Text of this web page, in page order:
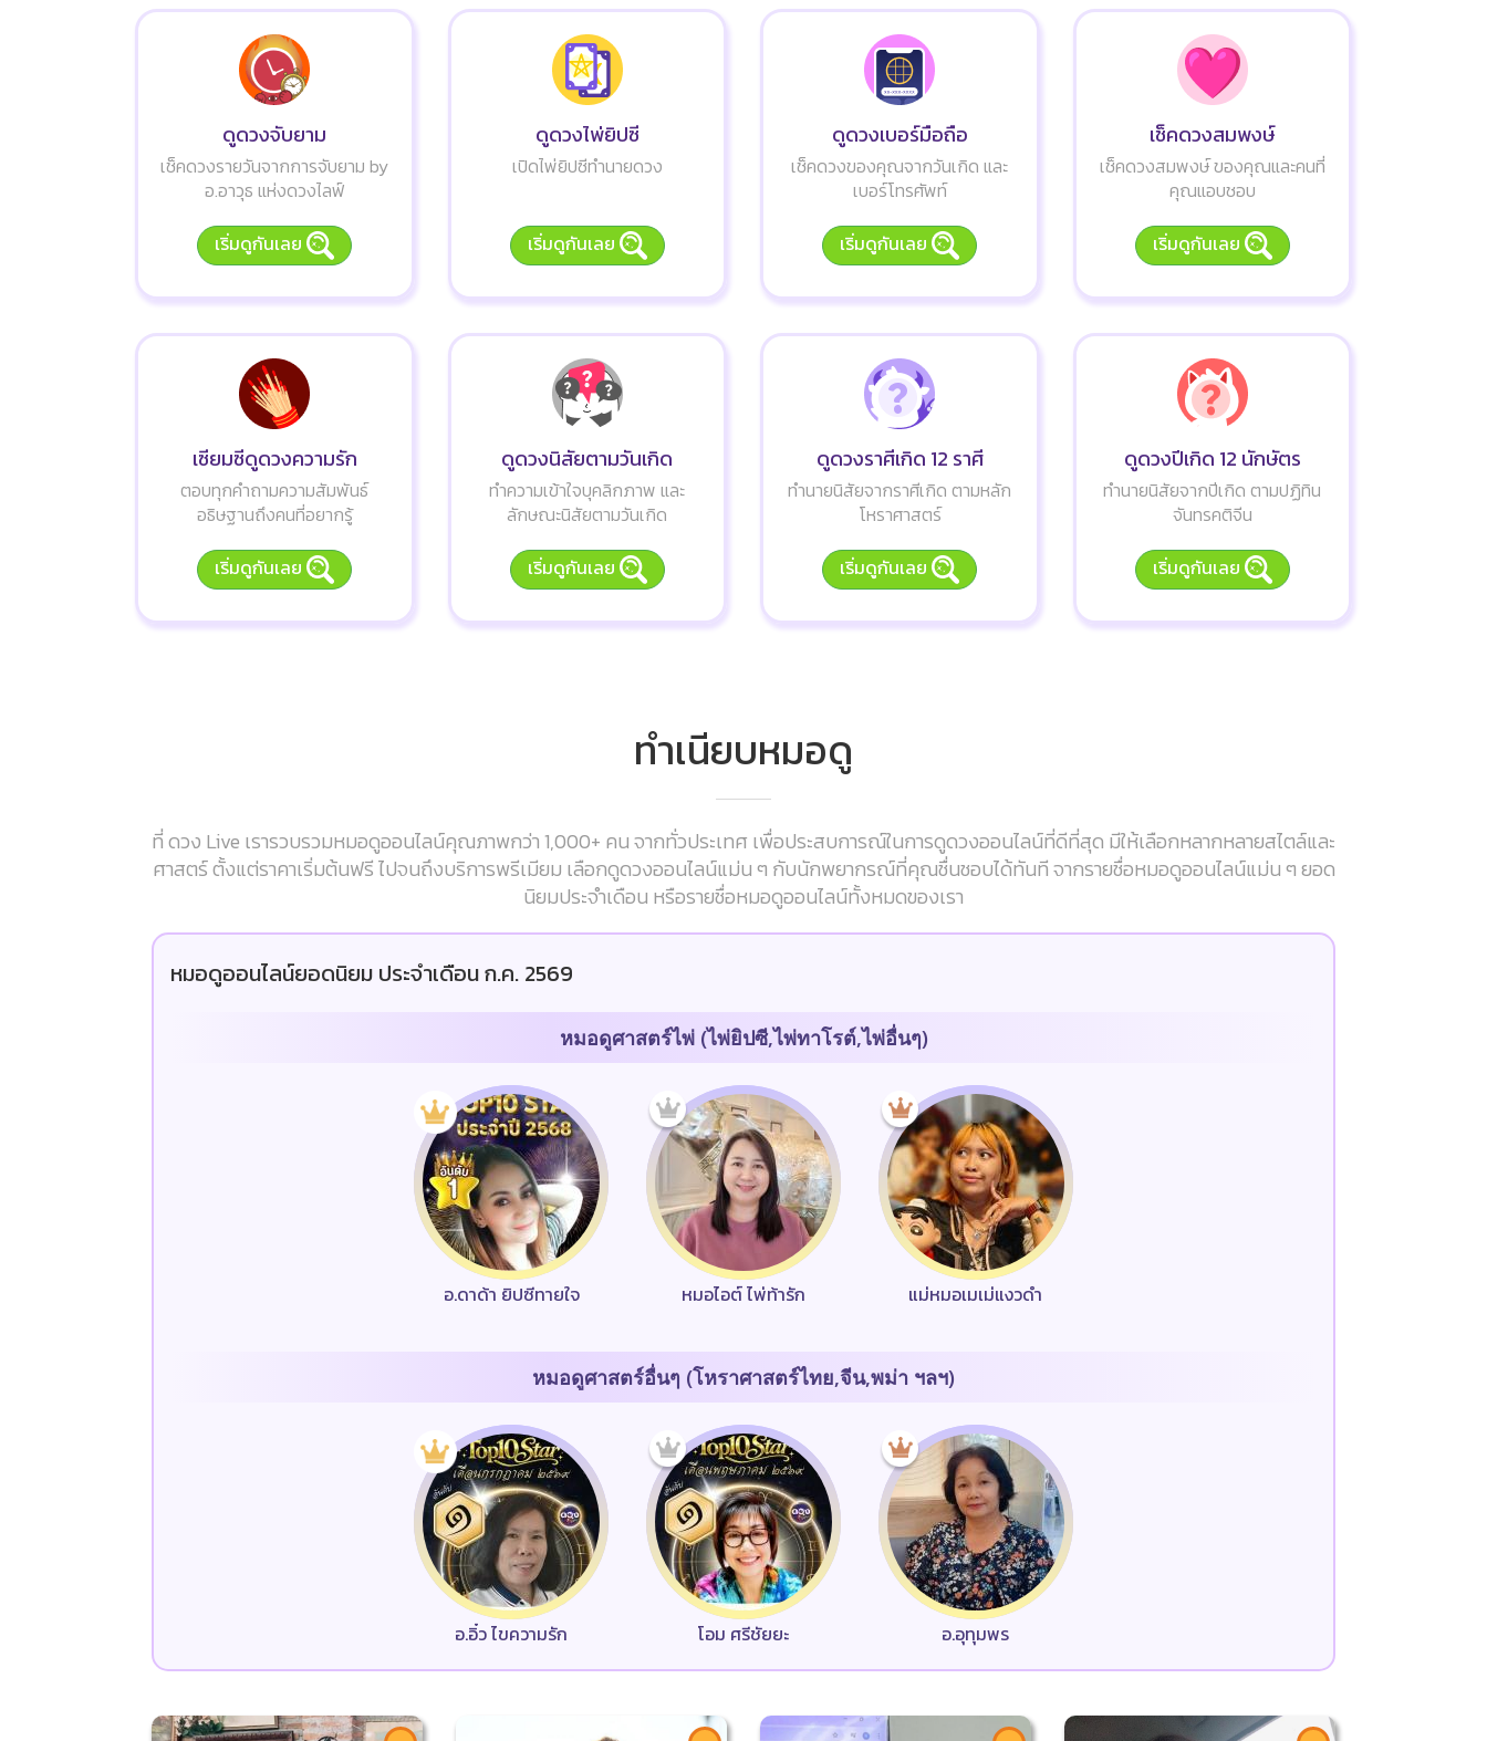
ดูดวงจับยาม
เช็คดวงรายวันจากการจับยาม by
อ.อาวุธ แห่งดวงไลฟ์
เริ่มดูกันเลย
ดูดวงไพ่ยิปซี
เปิดไพ่ยิปซีทำนายดวง
เริ่มดูกันเลย
ดูดวงเบอร์มือถือ
เช็คดวงของคุณจากวันเกิด และ
เบอร์โทรศัพท์
เริ่มดูกันเลย
เช็คดวงสมพงษ์
เช็คดวงสมพงษ์ ของคุณและคนที่
คุณแอบชอบ
เริ่มดูกันเลย
เซียมซีดูดวงความรัก
ตอบทุกคำถามความสัมพันธ์
อธิษฐานถึงคนที่อยากรู้
เริ่มดูกันเลย
ดูดวงนิสัยตามวันเกิด
ทำความเข้าใจบุคลิกภาพ และ
ลักษณะนิสัยตามวันเกิด
เริ่มดูกันเลย
ดูดวงราศีเกิด 12 ราศี
ทำนายนิสัยจากราศีเกิด ตามหลัก
โหราศาสตร์
เริ่มดูกันเลย
ดูดวงปีเกิด 12 นักษัตร
ทำนายนิสัยจากปีเกิด ตามปฏิทิน
จันทรคติจีน
เริ่มดูกันเลย
ทำเนียบหมอดู
ที่ ดวง Live เรารวบรวมหมอดูออนไลน์คุณภาพกว่า 1,000+ คน จากทั่วประเทศ เพื่อประสบการณ์ในการดูดวงออนไลน์ที่ดีที่สุด มีให้เลือกหลากหลายสไตล์และ
ศาสตร์ ตั้งแต่ราคาเริ่มต้นฟรี ไปจนถึงบริการพรีเมียม เลือกดูดวงออนไลน์แม่น ๆ กับนักพยากรณ์ที่คุณชื่นชอบได้ทันที จากรายชื่อหมอดูออนไลน์แม่น ๆ ยอด
นิยมประจำเดือน หรือรายชื่อหมอดูออนไลน์ทั้งหมดของเรา
หมอดูออนไลน์ยอดนิยม ประจำเดือน ก.ค. 2569
หมอดูศาสตร์ไพ่ (ไพ่ยิปซี,ไพ่ทาโรต์,ไพ่อื่นๆ)
อ.ดาด้า ยิปซีทายใจ หมอไอต์ ไพ่ท้ารัก แม่หมอเมเม่แงวดำ
หมอดูศาสตร์อื่นๆ (โหราศาสตร์ไทย,จีน,พม่า ฯลฯ)
อ.อิ๋ว ไขความรัก โอม ศรีชัยยะ อ.อุทุมพร